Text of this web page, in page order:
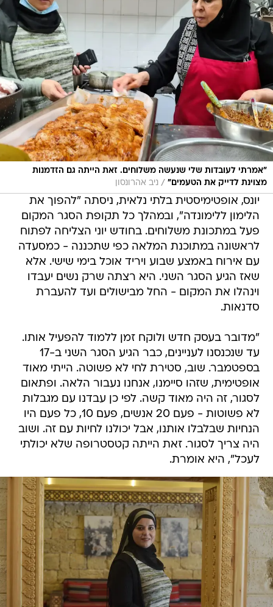
"אמרתי לעובדות שלי שנעשה משלוחים. זאת הייתה גם הזדמנות
מצוינת לדייק את הטעמים" / ניב אהרונסון
יונס, אופטימיסטית בלתי נלאית, ניסתה "להפוך את
הלימון ללימונדה", ובמהלך כל תקופת הסגר המקום
פעל במתכונת משלוחים. בחודש יוני הצליחה לפתוח
לראשונה במתוכנת המלאה כפי שתכננה - כמסעדה
עם אירוח באמצע שבוע ויריד אוכל בימי שישי. אלא
שאז הגיע הסגר השני. היא רצתה שרק נשים יעבדו
וינהלו את המקום - החל מבישולים ועד להעברת
סדנאות.
"מדובר בעסק חדש ולוקח זמן ללמוד להפעיל אותו.
עד שנכנסנו לעניינים, כבר הגיע הסגר השני ב-17
בספטמבר. שוב, סטירת לחי לא פשוטה. הייתי מאוד
אופטימית, שזהו סיימנו, אנחנו נעבור הלאה. ופתאום
לסגור, זה היה מאוד קשה. לפי כן עבדנו עם מגבלות
לא פשוטות - פעם 20 אנשים, פעם 10, כל פעם היו
הנחיות שבלבלו אותנו, אבל יכולנו לחיות עם זה. ושוב
היה צריך לסגור. זאת הייתה קטסטרופה שלא יכולתי
לעכל", היא אומרת.